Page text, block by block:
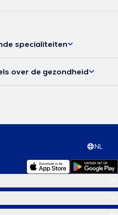
specialiteiten
over de gezondheid
NL